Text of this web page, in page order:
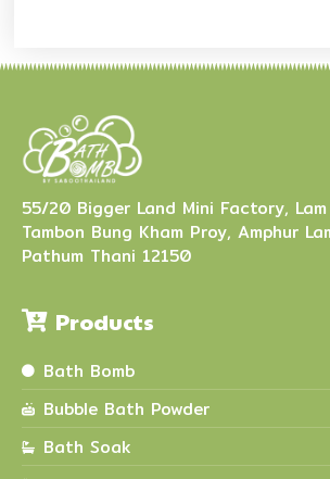
55/20 Bigger Land Mini Factory, Lam
Tambon Bung Kham Proy, Amphur
Pathum Thani 12150
Products
Bath Bomb
Bubble Bath Powder
Bath Soak